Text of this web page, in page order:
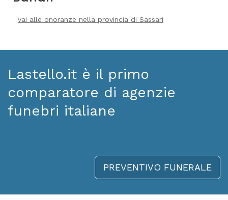
vai alle onoranze nella provincia di Sassari
Lastello.it è il primo
comparatore di agenzie
funebri italiane
PREVENTIVO FUNERALE